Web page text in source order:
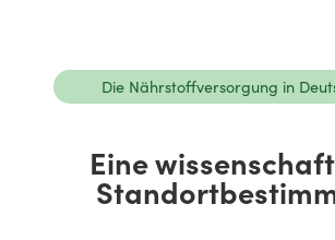
Die Nährstoffversorgung in
Eine